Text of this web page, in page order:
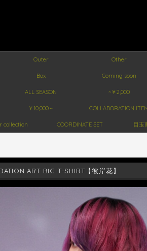
Outer Other
Box Coming soon
ALL SEASON ~￥2,000
￥10,000～ COLLABORATION
collection COORDINATE SET 目玉
ART BIG T-SHIRT【彼岸花】